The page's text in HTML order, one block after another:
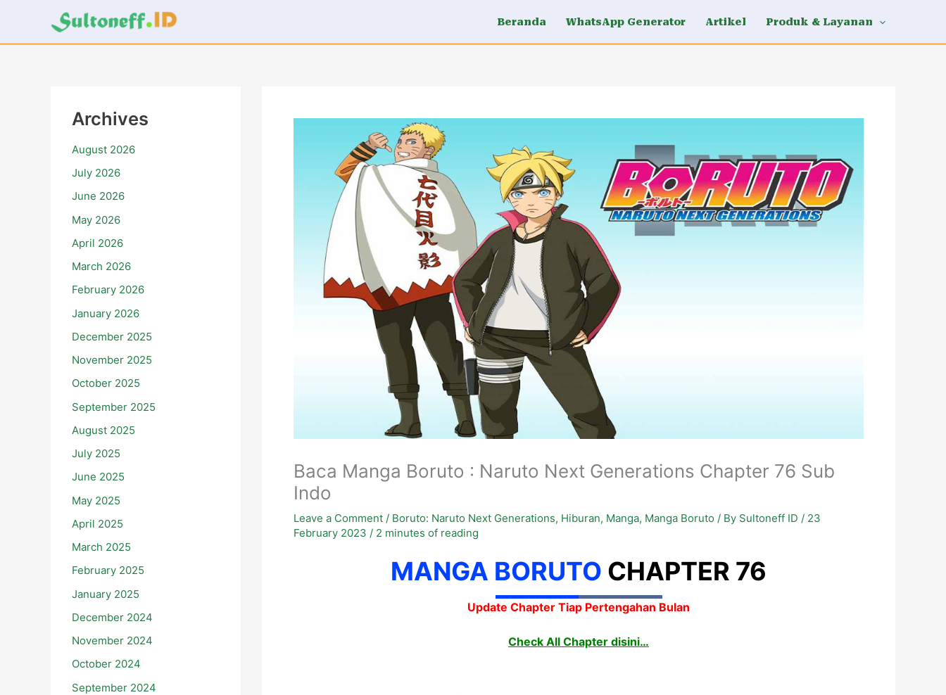
content
Beranda WhatsApp Generator Artikel Produk & Layanan
Archives
August 2026
July 2026
June 2026
May 2026
April 2026
March 2026
February 2026
January 2026
December 2025
November 2025
October 2025
September 2025
August 2025
July 2025
June 2025
May 2025
April 2025
March 2025
February 2025
January 2025
December 2024
November 2024
October 2024
September 2024
Baca Manga Boruto : Naruto Next Generations Chapter 76 Sub
Indo
Leave a Comment / Boruto: Naruto Next Generations, Hiburan, Manga, Manga Boruto / By Sultoneff ID / 23
February 2023 / 2 minutes of reading
MANGA BORUTO CHAPTER 76
Update Chapter Tiap Pertengahan Bulan
Check All Chapter disini…